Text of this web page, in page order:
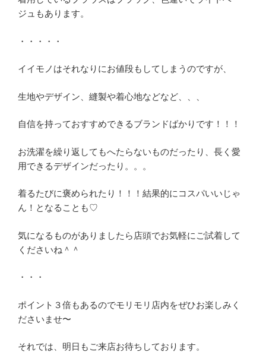
ジュもあります。
・・・・・
イイモノはそれなりにお値段もしてしまうのですが、
生地やデザイン、縫製や着心地などなど、、、
自信を持っておすすめできるブランドばかりです！！！
お洗濯を繰り返してもへたらないものだったり、長く愛
用できるデザインだったり。。。
着るたびに褒められたり！！！結果的にコスパいいじゃ
ん！となることも♡
気になるものがありましたら店頭でお気軽にご試着して
くださいね＾＾
・・・
ポイント３倍もあるのでモリモリ店内をぜひお楽しみく
ださいませ〜
それでは、明日もご来店お待ちしております。